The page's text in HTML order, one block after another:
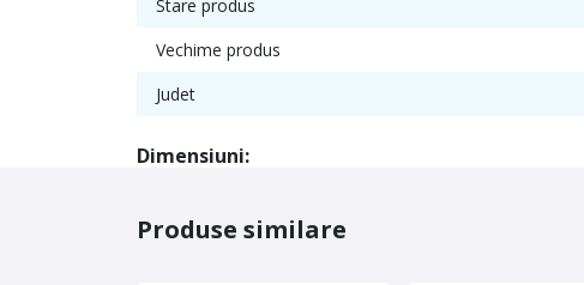
Stare produs
Vechime produs
Judet
Dimensiuni:
Produse similare